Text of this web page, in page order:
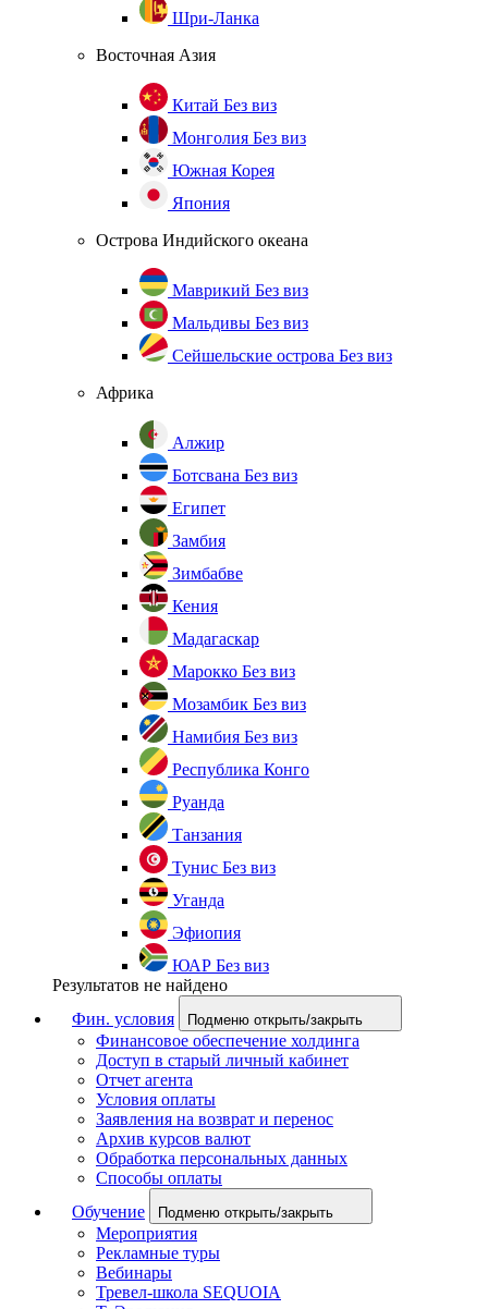
Шри-Ланка
Восточная Азия
Китай Без виз
Монголия Без виз
Южная Корея
Япония
Острова Индийского океана
Маврикий Без виз
Мальдивы Без виз
Сейшельские острова Без виз
Африка
Алжир
Ботсвана Без виз
Египет
Замбия
Зимбабве
Кения
Мадагаскар
Марокко Без виз
Мозамбик Без виз
Намибия Без виз
Республика Конго
Руанда
Танзания
Тунис Без виз
Уганда
Эфиопия
ЮАР Без виз
Результатов не найдено
Фин. условия
Подменю открыть/закрыть
Финансовое обеспечение холдинга
Доступ в старый личный кабинет
Отчет агента
Условия оплаты
Заявления на возврат и перенос
Архив курсов валют
Обработка персональных данных
Способы оплаты
Обучение
Подменю открыть/закрыть
Мероприятия
Рекламные туры
Вебинары
Тревел-школа SEQUOIA